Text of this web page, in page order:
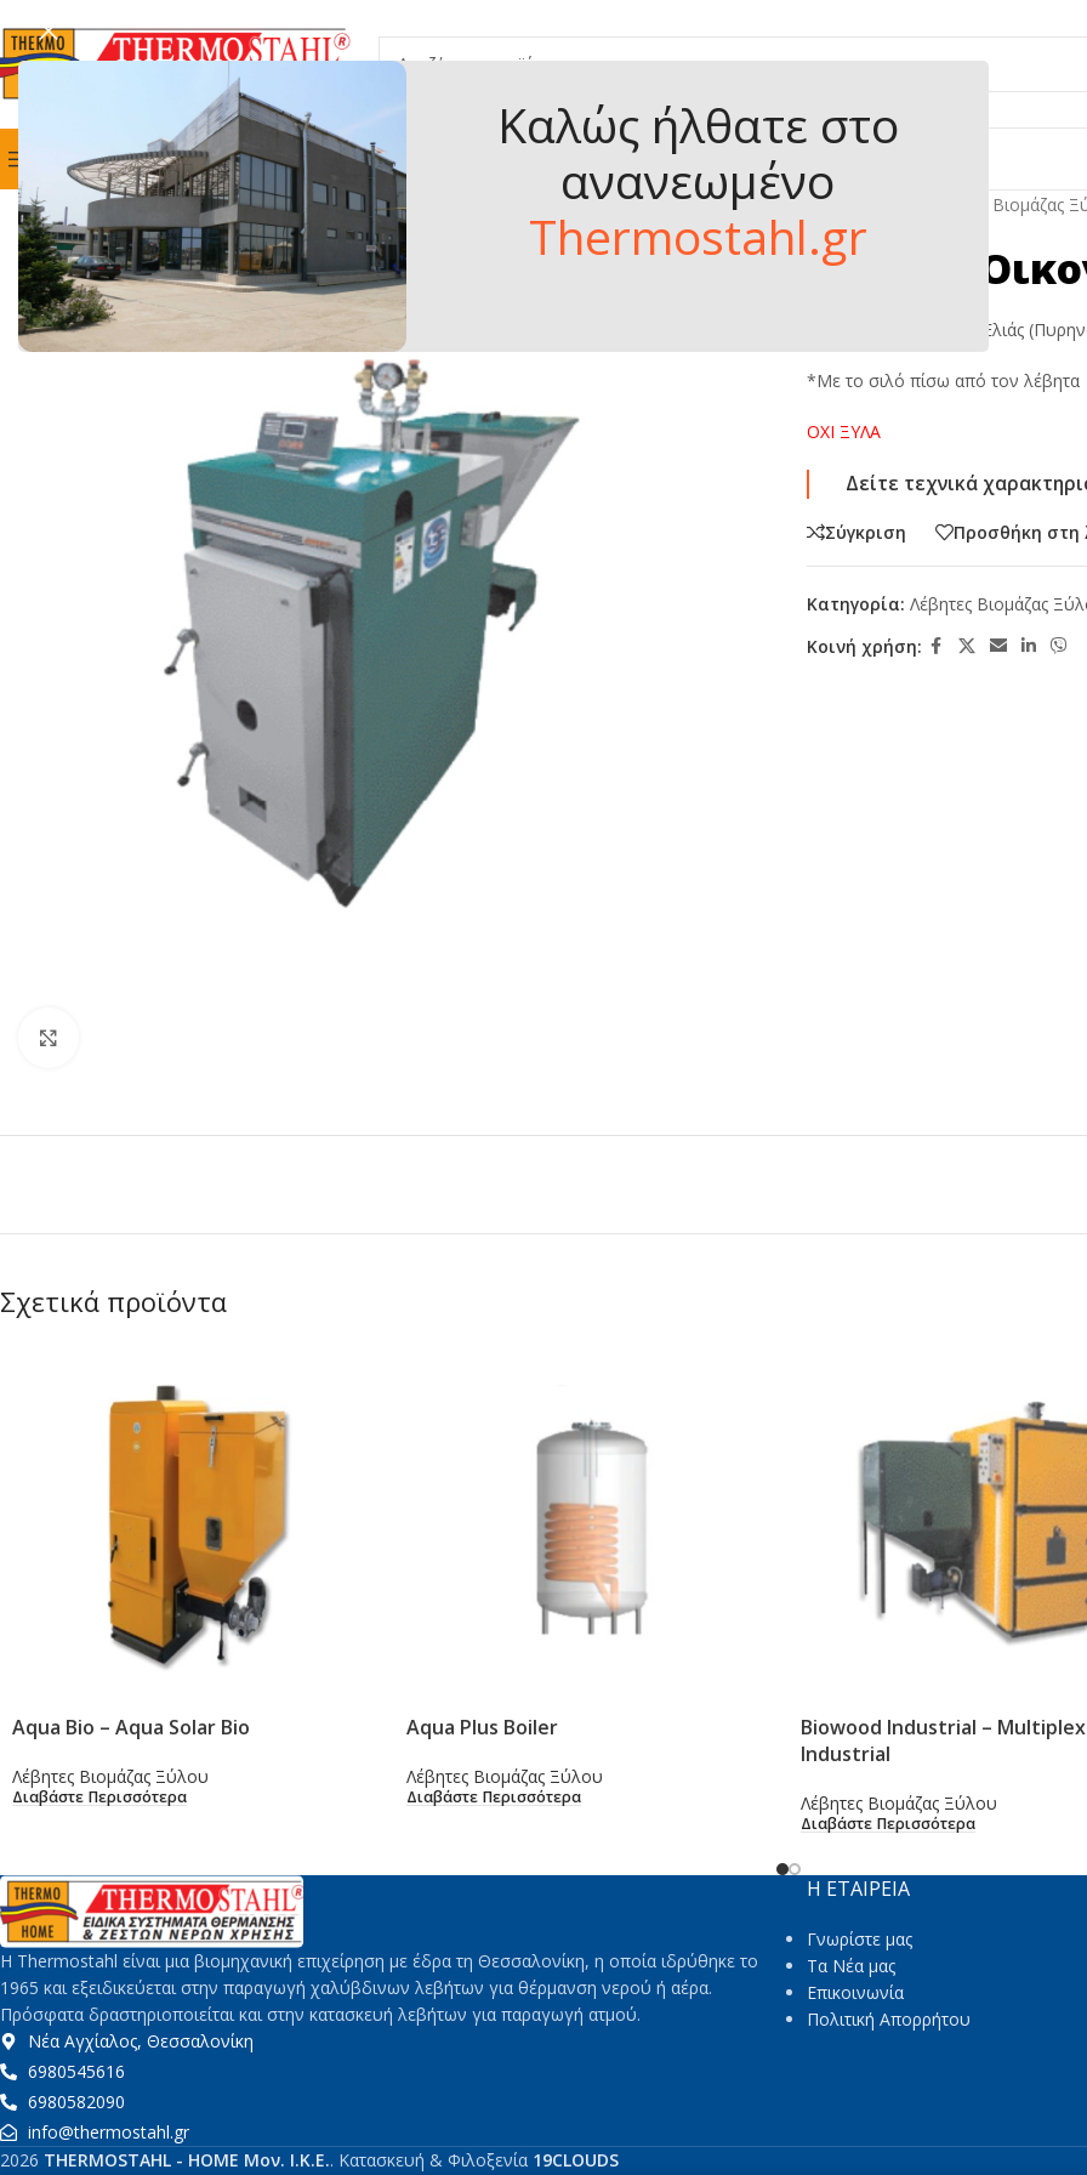
Καλώς ήλθατε στo
ανανεωμένο
Thermostahl.gr
Κατηγορίες Προϊόντων ΑΡΧΙΚΗΗ ΕΤΑΙΡΕΙΑ ΜΑΣ ΤΑ ΝΕΑ ΜΑΣ ΕΠΙΚΟΙΝΩΝΙΑ
Αρχική σελίδα Λέβητες Βιομάζας
Ecobox
Θέρμανση με Πυρήνα Ελιάς
*Με το σιλό πίσω από τον λέβητα
ΟΧΙ ΞΥΛΑ
Δείτε τεχνικά
Σύγκριση Προσθήκη στη
Κατηγορία: Λέβητες Βιομάζας
Κοινή χρήση:
Σχετικά προϊόντα
Aqua Bio – Aqua Solar Bio
Λέβητες Βιομάζας Ξύλου
Διαβάστε Περισσότερα
Aqua Plus Boiler
Λέβητες Βιομάζας Ξύλου
Διαβάστε Περισσότερα
Biowood Industrial – Multiplex
Industrial
Λέβητες Βιομάζας Ξύλου
Διαβάστε Περισσότερα
H Thermostahl είναι μια βιομηχανική επιχείρηση με έδρα τη Θεσσαλονίκη, η οποία ιδρύθηκε το
1965 και εξειδικεύεται στην παραγωγή χαλύβδινων λεβήτων για θέρμανση νερού ή αέρα.
Πρόσφατα δραστηριοποιείται και στην κατασκευή λεβήτων για παραγωγή ατμού.
Νέα Αγχίαλος, Θεσσαλονίκη
6980545616
6980582090
info@thermostahl.gr
Η ΕΤΑΙΡΕΙΑ
Γνωρίστε μας
Τα Νέα μας
Επικοινωνία
Πολιτική Απορρήτου
2026 THERMOSTAHL - HOME Μον. Ι.Κ.Ε.. Κατασκευή & Φιλοξενία 19CLOUDS